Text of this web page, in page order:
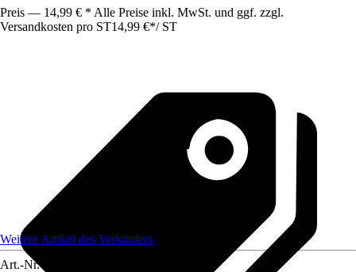
Preis — 14,99 € * Alle Preise inkl. MwSt. und ggf. zzgl.
Versandkosten pro ST14,99 €*/ ST
Weitere Artikel des Verkäufers
Art.-Nr.